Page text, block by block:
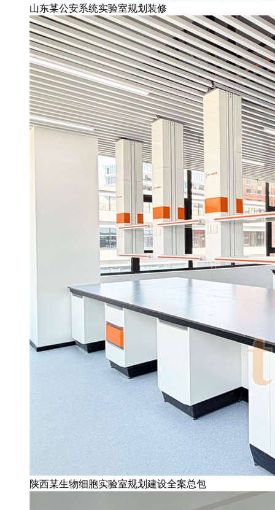
山东某公安系统实验室规划装修
陕西某生物细胞实验室规划建设全案总包